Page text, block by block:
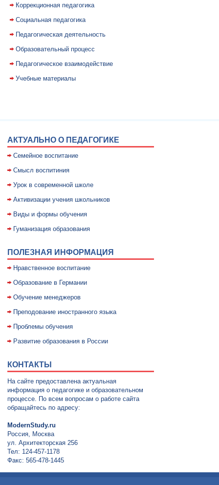
Коррекционная педагогика
Социальная педагогика
Педагогическая деятельность
Образовательный процесс
Педагогическое взаимодействие
Учебные материалы
АКТУАЛЬНО О ПЕДАГОГИКЕ
Семейное воспитание
Смысл воспитиния
Уpок в совpеменной школе
Активизации учения школьников
Виды и формы обучения
Гуманизация образования
ПОЛЕЗНАЯ ИНФОРМАЦИЯ
Нравственное воспитание
Образование в Германии
Обучение менеджеров
Преподование иностранного языка
Проблемы обучения
Развитие образования в России
КОНТАКТЫ
На сайте предоставлена актуальная
информация о педагогике и образовательном
процессе. По всем вопросам о работе сайта
обращайтесь по адресу:
ModernStudy.ru
Россия, Москва
ул. Архитекторская 256
Тел: 124-457-1178
Факс: 565-478-1445